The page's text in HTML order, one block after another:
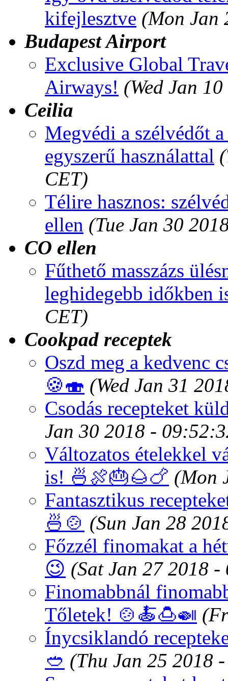
kifejlesztve (Mon Jan
Budapest Airport
Exclusive Global
Airways! (Wed Jan
Ceilia
Megvédi a szélvédőt
egyszerű használattal
CET)
Télire hasznos:
ellen (Tue Jan 30
CO ellen
Fűthető masszázs
leghidegebb időkben
CET)
Cookpad receptek
Oszd meg a kedvenc
🍪🍣 (Wed Jan 31
Csodás recepteket
Jan 30 2018 -
Változatos ételekkel
is! 🍜🍖🎂🌰🍗 (Mon
Fantasztikus
🍜🍲 (Sun Jan 28
Főzzél finomakat a
😉 (Sat Jan 27 2018
Finomabbnál
Tőletek! 🍲🍝🍮🍛
Ínycsiklandó
🥙 (Thu Jan 25 2018